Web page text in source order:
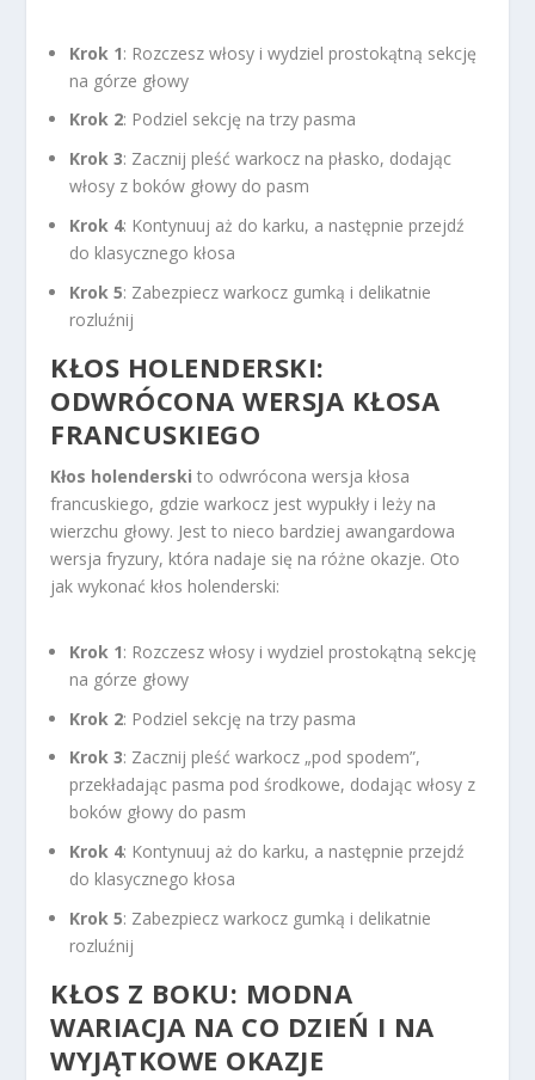
Krok 1: Rozczesz włosy i wydziel prostokątną sekcję
na górze głowy
Krok 2: Podziel sekcję na trzy pasma
Krok 3: Zacznij pleść warkocz na płasko, dodając
włosy z boków głowy do pasm
Krok 4: Kontynuuj aż do karku, a następnie przejdź
do klasycznego kłosa
Krok 5: Zabezpiecz warkocz gumką i delikatnie
rozluźnij
KŁOS HOLENDERSKI:
ODWRÓCONA WERSJA KŁOSA
FRANCUSKIEGO
Kłos holenderski to odwrócona wersja kłosa
francuskiego, gdzie warkocz jest wypukły i leży na
wierzchu głowy. Jest to nieco bardziej awangardowa
wersja fryzury, która nadaje się na różne okazje. Oto
jak wykonać kłos holenderski:
Krok 1: Rozczesz włosy i wydziel prostokątną sekcję
na górze głowy
Krok 2: Podziel sekcję na trzy pasma
Krok 3: Zacznij pleść warkocz „pod spodem”,
przekładając pasma pod środkowe, dodając włosy z
boków głowy do pasm
Krok 4: Kontynuuj aż do karku, a następnie przejdź
do klasycznego kłosa
Krok 5: Zabezpiecz warkocz gumką i delikatnie
rozluźnij
KŁOS Z BOKU: MODNA
WARIACJA NA CO DZIEŃ I NA
WYJĄTKOWE OKAZJE